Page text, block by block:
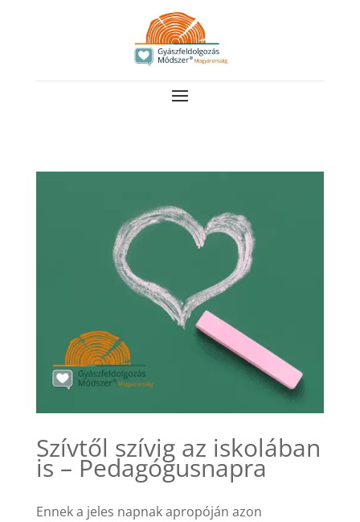
Szívtől szívig az iskolában
is – Pedagógusnapra
Ennek a jeles napnak apropóján azon